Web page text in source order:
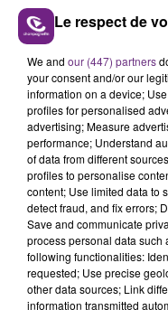
l'attente de leur
Le respect de
We and our (447) partners
your consent and/or our
information on a device;
profiles for personalised
advertising; Measure
performance; Understand
of data from different
profiles to personalise
content; Use limited data to
detect fraud, and fix errors;
Save and communicate
process personal data such
following functionalities:
requested; Use precise
other data sources; Link
information transmitted